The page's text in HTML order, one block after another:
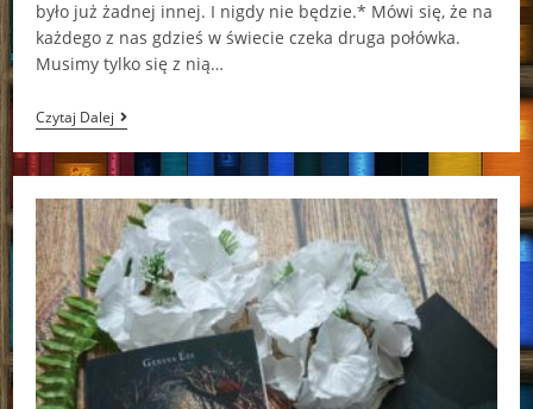
było już żad­nej innej. I nigdy nie bę­dzie.* Mówi się, że na
każdego z nas gdzieś w świecie czeka druga połówka.
Musimy tylko się z nią…
Czytaj DalejWilcze
Ślady
Ludka
Skrzydlewska